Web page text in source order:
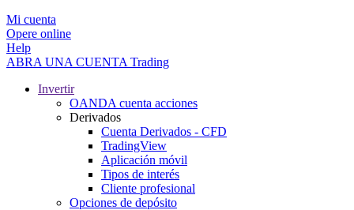
Mi cuenta
Opere online
Help
ABRA UNA CUENTA Trading
Invertir
OANDA cuenta acciones
Derivados
Cuenta Derivados - CFD
TradingView
Aplicación móvil
Tipos de interés
Cliente profesional
Opciones de depósito